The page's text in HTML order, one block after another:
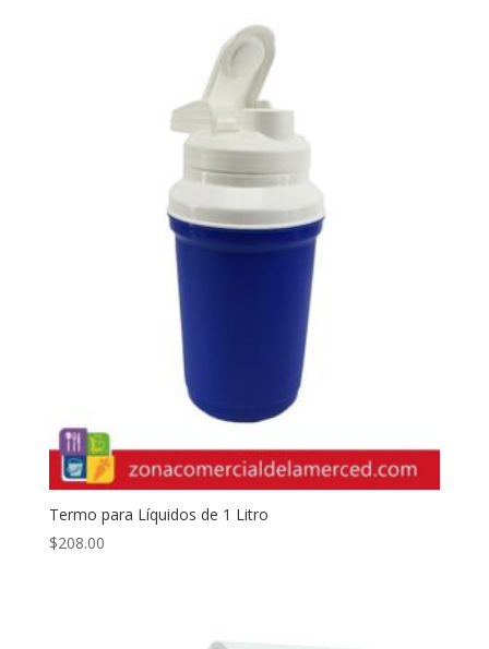
Termo para Líquidos de 1 Litro
$208.00